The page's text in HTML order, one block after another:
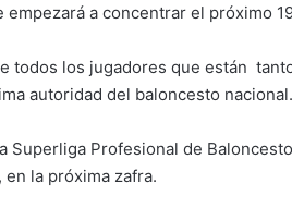
a concentrar el próximo
todos los jugadores que están
autoridad del baloncesto nacional.
Superliga Profesional de
la próxima zafra.